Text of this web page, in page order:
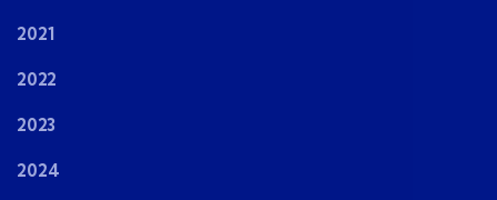
2021
2022
2023
2024